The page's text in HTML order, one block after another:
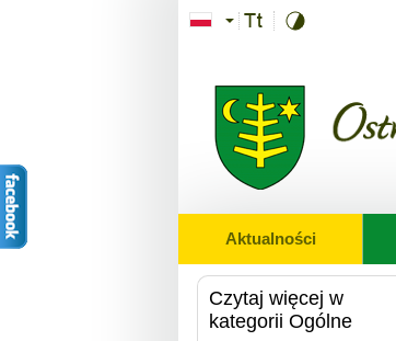
Aktualności
Czytaj więcej w
kategorii Ogólne